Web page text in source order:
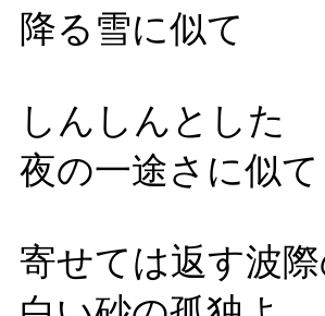
降る雪に似て
しんしんとした
夜の一途さに似て
寄せては返す波